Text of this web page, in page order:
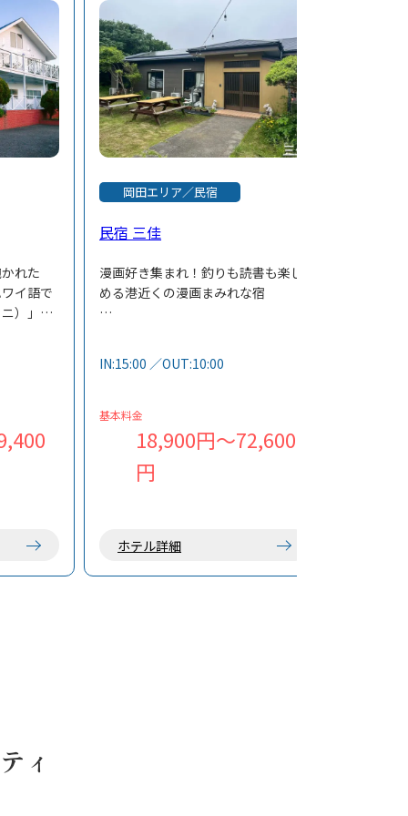
れた
イ語で
）」を
アロ
ービス
イラニ
。ぜひ
岡田エリア／民宿
民宿 三佳
漫画好き集まれ！釣りも読書も楽し
める港近くの漫画まみれな宿
何時間でも読み放題！
保管◎ 釣り具を洗えるスペースも三
佳にあって超便利！
漫画オタクの店主と語り合える、飽
き知らずの滞在を。
IN:15:00 ／OUT:10:00
基本料金
18,900円～72,600
円
ホテル詳細
ィ